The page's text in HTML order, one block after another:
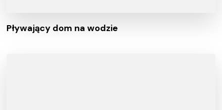
Pływający dom na wodzie